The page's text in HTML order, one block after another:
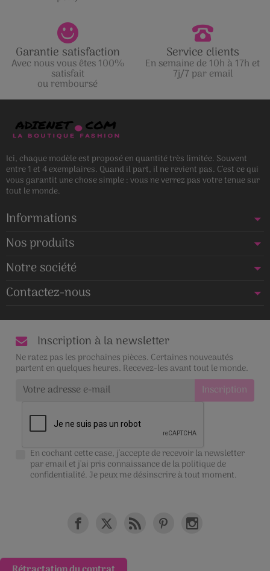
Garantie satisfaction
Avec nous vous êtes 100%
satisfait
ou remboursé
Service clients
En semaine de 10h à 17h et
7j/7 par email
Ici, chaque modèle est proposé en quantité très limitée. Souvent
entre 1 et 4 exemplaires. Quand il part, il ne revient pas. C’est ce qui
vous garantit une chose simple : vous ne verrez pas votre tenue sur
tout le monde.
Informations
Nos produits
Notre société
Contactez-nous
Inscription à la newsletter
Ne ratez pas les prochaines pièces. Certaines nouveautés
partent en quelques heures. Recevez-les avant tout le monde.
En cochant cette case, j'accepte de recevoir la newsletter
par email et j'ai pris connaissance de lapolitique de
confidentialité. Je peux me désinscrire à tout moment.